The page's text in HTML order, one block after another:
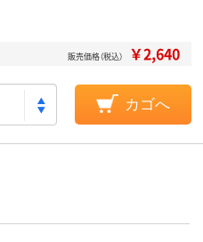
販売価格（税込） ￥2,640
カゴへ